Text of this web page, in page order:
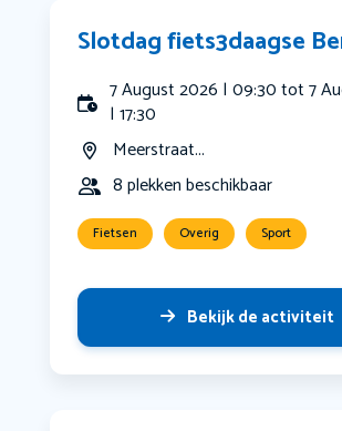
Slotdag fiets3daagse
7 August 2026 | 09:30 tot 7
| 17:30
Meerstraat...
8 plekken beschikbaar
Fietsen Overig Sport
Bekijk de activiteit